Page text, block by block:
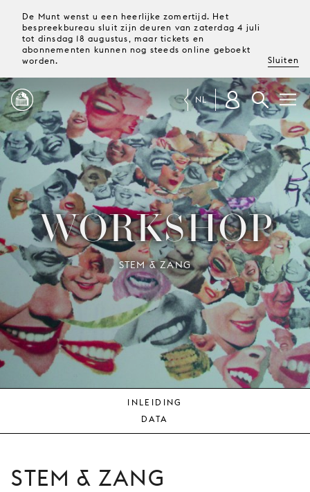
De Munt wenst u een heerlijke zomertijd. Het
bespreekbureau sluit zijn deuren van zaterdag 4 juli
tot dinsdag 18 augustus, maar tickets en
abonnementen kunnen nog steeds online geboekt
worden.
Sluiten
PROGRAMMA
MAGAZINE
TICKETS &
ABONNEMENTEN
UW
BEZOEK
JONG
PUBLIEK
DE
MUNT
NL
WORKSHOP
STEM & ZANG
INLEIDING
DATA
STEM & ZANG